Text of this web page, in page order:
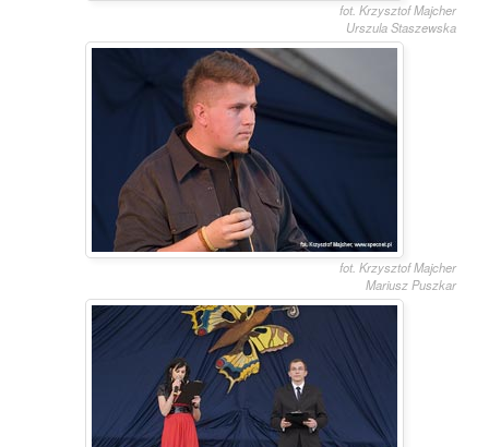
fot. Krzysztof Majcher
Urszula Staszewska
fot. Krzysztof Majcher
Mariusz Puszkar